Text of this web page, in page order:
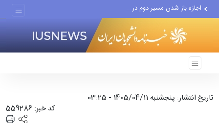
چرا حتی منتقدان هم زیر پرچم...
دستگیری عامل انتشار مطالب...
تاریخ انتشار: پنجشنبه 1405/04/11 - 03:25
کد خبر: 559286